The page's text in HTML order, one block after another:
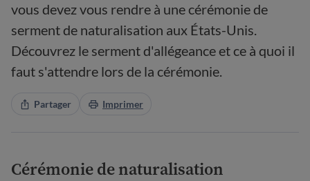
vous devez vous rendre à une cérémonie de
serment de naturalisation aux États-Unis.
Découvrez le serment d'allégeance et ce à quoi il
faut s'attendre lors de la cérémonie.
Partager Imprimer
Cérémonie de naturalisation